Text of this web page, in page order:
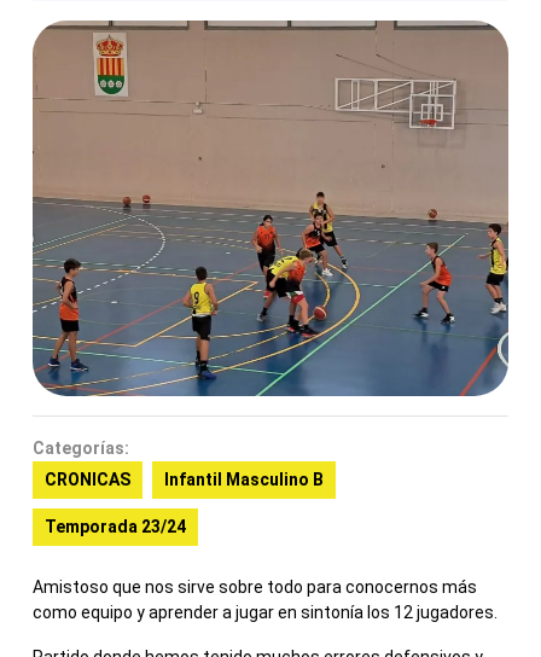
Categorías:
CRONICAS
Infantil Masculino B
Temporada 23/24
Amistoso que nos sirve sobre todo para conocernos más
como equipo y aprender a jugar en sintonía los 12 jugadores.